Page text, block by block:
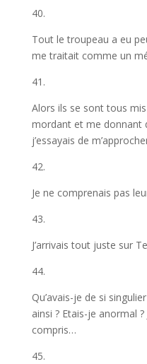
40.
Tout le troupeau a eu
me traitait comme un
41.
Alors ils se sont tous
mordant et me donnant
j’essayais de
42.
Je ne comprenais pas
43.
J’arrivais tout juste sur
44.
Qu’avais-je de si
ainsi ? Etais-je anormal ?
compris…
45.